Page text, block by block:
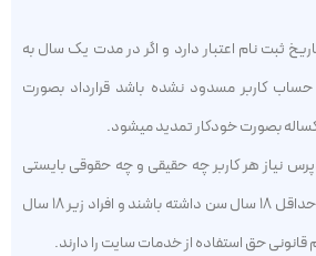
ثبت نام اعتبار دارد و اگر در مدت یک سال به
کاربر مسدود نشده باشد قرارداد بصورت
بصورت خودکار تمدید میشود.
نیاز هر کاربر چه حقیقی و چه حقوقی بایستی
حساب کاربری ایجاد کرده و حداقل ۱۸ سال سن داشته باشند و افراد زیر ۱۸ سال
قانونی حق استفاده از خدمات سایت را دارند.